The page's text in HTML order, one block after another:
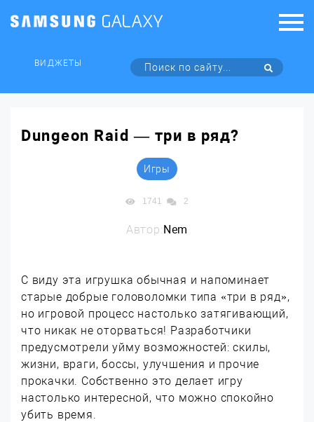
ВИДЖЕТЫ
Dungeon Raid — три в ряд?
Игры
1741 2
Автор:Nem
С виду эта игрушка обычная и напоминает
старые добрые головоломки типа «три в ряд»,
но игровой процесс настолько затягивающий,
что никак не оторваться! Разработчики
предусмотрели уйму возможностей: скилы,
жизни, враги, боссы, улучшения и прочие
прокачки. Собственно это делает игру
настолько интересной, что можно спокойно
убить время.